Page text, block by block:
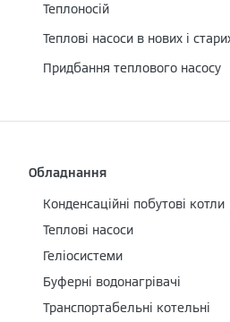
Теплоносій
Теплові насоси в нових і
Придбання теплового насосу
Обладнання
Конденсаційні побутові котли
Теплові насоси
Геліосистеми
Буферні водонагрівачі
Транспортабельні котельні